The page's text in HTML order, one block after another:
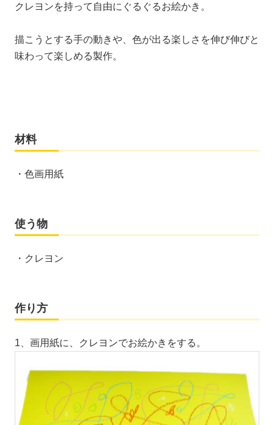
クレヨンを持って自由にぐるぐるお絵かき。
描こうとする手の動きや、色が出る楽しさを伸び伸びと
味わって楽しめる製作。
材料
・色画用紙
使う物
・クレヨン
作り方
1、画用紙に、クレヨンでお絵かきをする。